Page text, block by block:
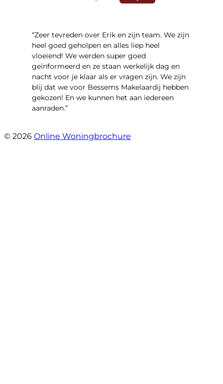
“Zeer tevreden over Erik en zijn team. We zijn
heel goed geholpen en alles liep heel
vloeiend! We werden super goed
geïnformeerd en ze staan werkelijk dag en
nacht voor je klaar als er vragen zijn. We zijn
blij dat we voor Bessems Makelaardij hebben
gekozen! En we kunnen het aan iedereen
aanraden.”
© 2026 Online Woningbrochure